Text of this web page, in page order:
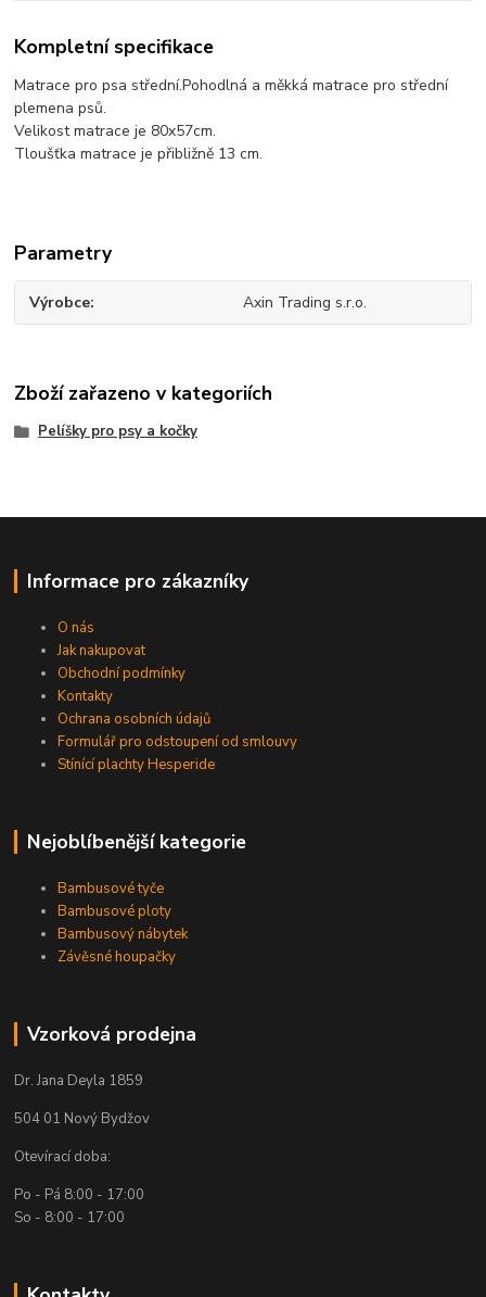
Kompletní specifikace
Matrace pro psa střední.Pohodlná a měkká matrace pro střední
plemena psů.
Velikost matrace je 80x57cm.
Tloušťka matrace je přibližně 13 cm.
Parametry
Výrobce Axin Trading s.r.o.
Zboží zařazeno v kategoriích
Pelíšky pro psy a kočky
Informace pro zákazníky
O nás
Jak nakupovat
Obchodní podmínky
Kontakty
Ochrana osobních údajů
Formulář pro odstoupení od smlouvy
Stínící plachty Hesperide
Nejoblíbenější kategorie
Bambusové tyče
Bambusové ploty
Bambusový nábytek
Závěsné houpačky
Vzorková prodejna
Dr. Jana Deyla 1859
504 01 Nový Bydžov
Otevírací doba:
Po - Pá 8:00 - 17:00
So - 8:00 - 17:00